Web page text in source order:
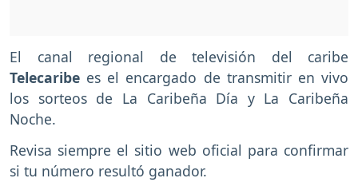
El canal regional de televisión del caribe
Telecaribe es el encargado de transmitir en vivo
los sorteos de La Caribeña Día y La Caribeña
Noche.
Revisa siempre el sitio web oficial para confirmar
si tu número resultó ganador.